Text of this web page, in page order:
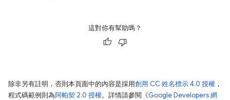
這對你有幫助嗎？
除非另有註明，否則本頁面中的內容是採用創用 CC 姓名標示 4.0 授權 ，
程式碼範例則為阿帕契 2.0 授權。詳情請參閱《Google Developers 網